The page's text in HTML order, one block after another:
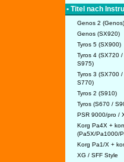
• Titel nach
Genos 2 (Genos)
Genos (SX920)
Tyros 5 (SX900)
Tyros 4 (SX720
S975)
Tyros 3 (SX700
S770)
Tyros 2 (S910)
Tyros (S670 /
PSR 9000/pro /
Korg Pa4X +
(Pa5X/Pa1000/
Korg Pa1/X +
XG / SFF Style